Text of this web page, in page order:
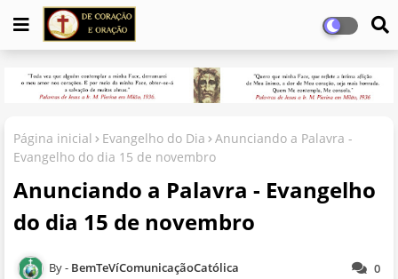
Página inicial Evangelho do Dia
Anunciando a Palavra -
Evangelho do dia 15 de novembro
Anunciando a Palavra - Evangelho
do dia 15 de novembro
0
BemTeVíComunicaçãoCatólica